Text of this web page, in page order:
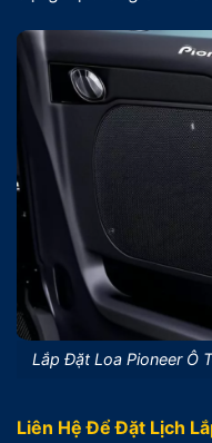
Lắp Đặt Loa Pioneer Ô
Liên Hệ Để Đặt Lịch